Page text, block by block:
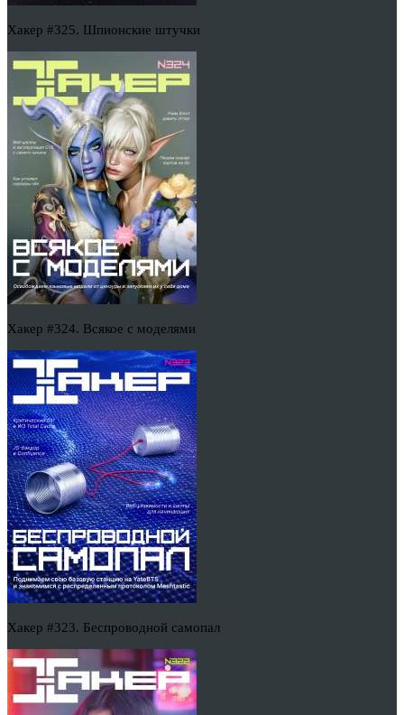
Хакер #325. Шпионские штучки
Хакер #324. Всякое с моделями
Хакер #323. Беспроводной самопал